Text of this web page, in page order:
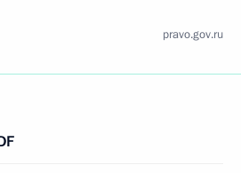
pravo.gov.ru